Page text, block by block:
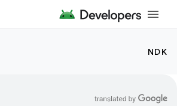
NDK